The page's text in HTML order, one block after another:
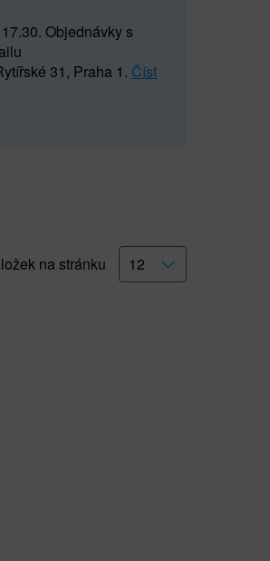
Objednávky s
31, Praha 1. Číst
na stránku